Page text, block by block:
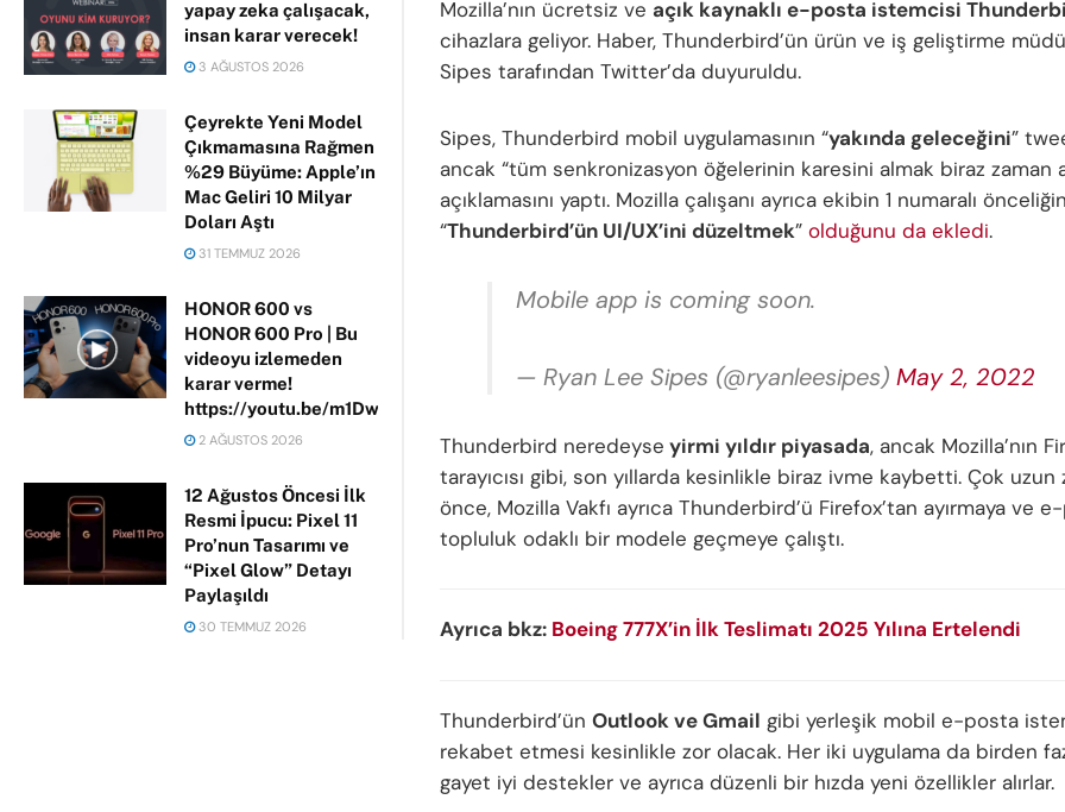
yapay zeka çalışacak,
insan karar verecek!
3 AĞUSTOS 2026
Çeyrekte Yeni Model
Çıkmamasına Rağmen
%29 Büyüme: Apple’ın
Mac Geliri 10 Milyar
Doları Aştı
31 TEMMUZ 2026
HONOR 600 vs
HONOR 600 Pro | Bu
videoyu izlemeden
karar verme!
https://youtu.be/m1DwhP3lPCM
2 AĞUSTOS 2026
12 Ağustos Öncesi İlk
Resmi İpucu: Pixel 11
Pro’nun Tasarımı ve
“Pixel Glow” Detayı
Paylaşıldı
30 TEMMUZ 2026
Mozilla’nın ücretsiz ve açık kaynaklı e-posta istemcisi
cihazlara geliyor. Haber, Thunderbird’ün ürün ve iş geliştirme
Sipes tarafından Twitter’da duyuruldu.
Sipes, Thunderbird mobil uygulamasının “yakında geleceğini”
ancak “tüm senkronizasyon öğelerinin karesini almak biraz zaman
açıklamasını yaptı. Mozilla çalışanı ayrıca ekibin 1 numaralı
“Thunderbird’ün UI/UX’ini düzeltmek” olduğunu da ekledi.
Mobile app is coming soon.
— Ryan Lee Sipes (@ryanleesipes) May 2, 2022
Thunderbird neredeyse yirmi yıldır piyasada, ancak Mozilla’nın
tarayıcısı gibi, son yıllarda kesinlikle biraz ivme kaybetti. Çok uzun
önce, Mozilla Vakfı ayrıca Thunderbird’ü Firefox’tan ayırmaya ve
topluluk odaklı bir modele geçmeye çalıştı.
Ayrıca bkz: Boeing 777X’in İlk Teslimatı 2025 Yılına Ertelendi
Thunderbird’ün Outlook ve Gmail gibi yerleşik mobil e-posta
rekabet etmesi kesinlikle zor olacak. Her iki uygulama da birden
gayet iyi destekler ve ayrıca düzenli bir hızda yeni özellikler alırlar.